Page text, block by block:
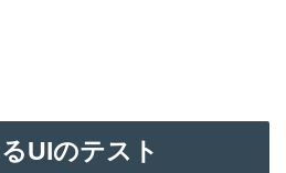
UIのテスト